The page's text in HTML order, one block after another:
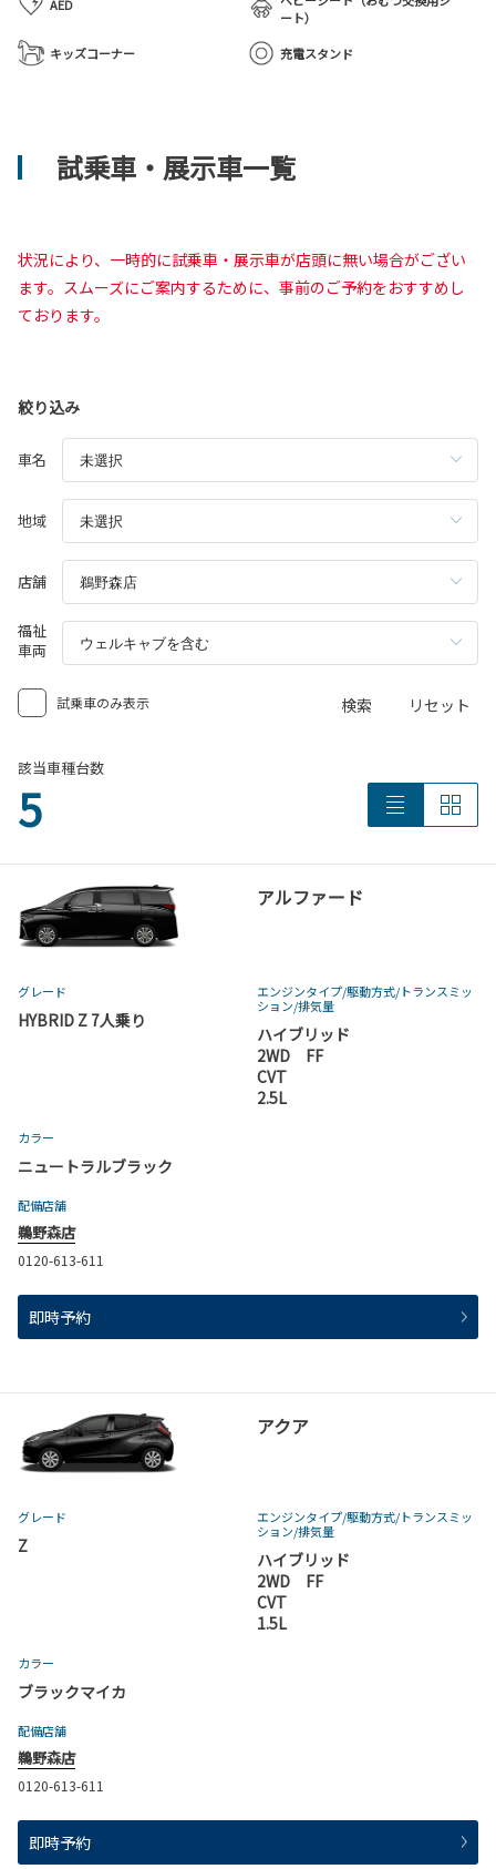
AED
ート）
キッズコーナー
充電スタンド
試乗車・展示車一覧
状況により、一時的に試乗車・展示車が店頭に無い場合がござい
ます。スムーズにご案内するために、事前のご予約をおすすめし
ております。
絞り込み
車名
地域
店舗
福祉
車両
試乗車のみ表示 検索 リセット
該当車種台数
5
アルファード
グレード
HYBRID Z 7人乗り
エンジンタイプ/駆動方式/トランスミッ
ション/排気量
ハイブリッド
2WD FF
CVT
2.5L
カラー
ニュートラルブラック
配備店舗
鵜野森店
0120-613-611
即時予約
アクア
グレード
Z
エンジンタイプ/駆動方式/トランスミッ
ション/排気量
ハイブリッド
2WD FF
CVT
1.5L
カラー
ブラックマイカ
配備店舗
鵜野森店
0120-613-611
即時予約